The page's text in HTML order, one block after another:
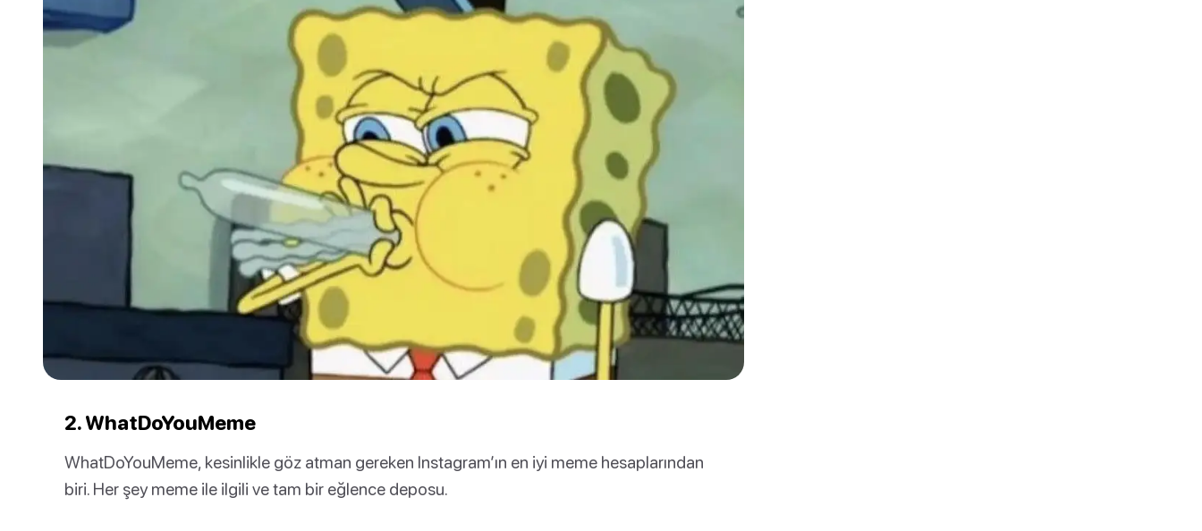
2. WhatDoYouMeme
WhatDoYouMeme, kesinlikle göz atman gereken Instagram’ın en iyi meme hesaplarından
biri. Her şey meme ile ilgili ve tam bir eğlence deposu.